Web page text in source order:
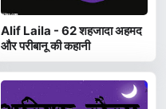
Alif Laila - 62 शहजादा अहमद
और परीबानू की कहानी